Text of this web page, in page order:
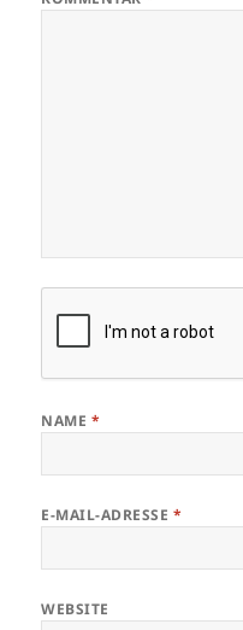
NAME *
E-MAIL-ADRESSE *
WEBSITE